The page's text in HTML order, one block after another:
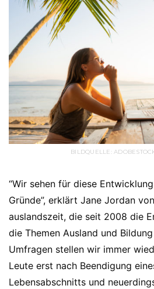
BILDQUELLE:
“Wir sehen für diese
Gründe”, erklärt Jane Jordan
auslandszeit, die seit 2008 die
die Themen Ausland und
Umfragen stellen wir immer
Leute erst nach Beendigung
Lebensabschnitts und